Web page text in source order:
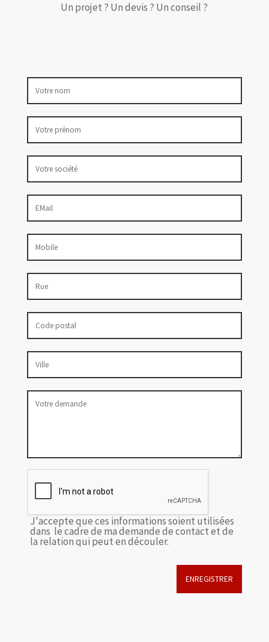
Un projet ? Un devis ? Un conseil ?
J'accepte que ces informations soient utilisées
dans le cadre de ma demande de contact et de
la relation qui peut en découler.
ENREGISTRER